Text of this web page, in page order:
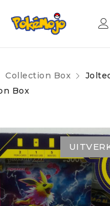
Collection Box
Box